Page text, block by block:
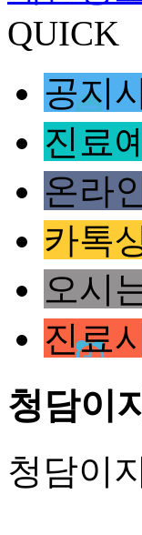
QUICK
공지
진료
온라
카톡
오시
진료
청담이
청담이